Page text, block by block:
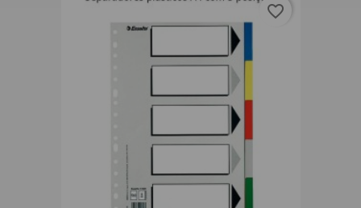
favorite_border